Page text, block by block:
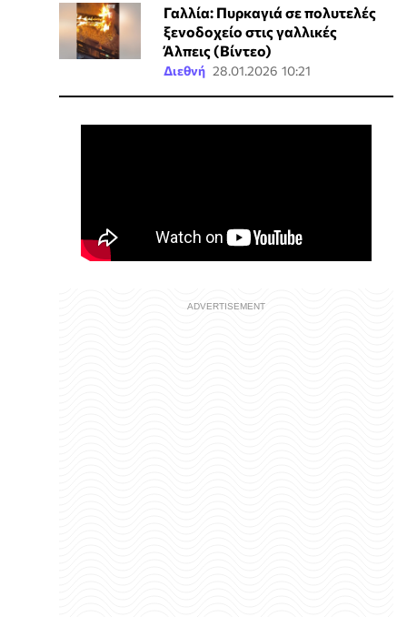
Γαλλία: Πυρκαγιά σε πολυτελές
ξενοδοχείο στις γαλλικές
Άλπεις (Βίντεο)
Διεθνή 28.01.2026 10:21